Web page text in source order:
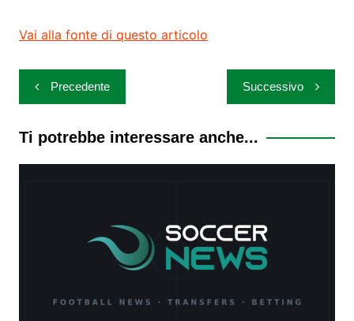
Vai alla fonte di questo articolo
Navigazione
articoli
Precedente Successivo
Ti potrebbe interessare anche...